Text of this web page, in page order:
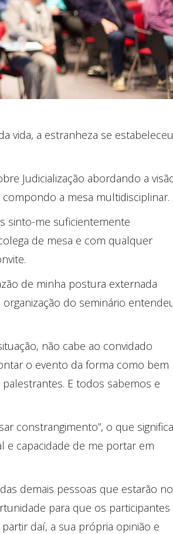
vida, a estranheza se
Judicialização abordando a
a mesa multidisciplinar.
sinto-me suficientemente
de mesa e com qualquer
de minha postura externada
do seminário
não cabe ao convidado
o evento da forma como bem
E todos sabemos e
constrangimento”, o que significa
e capacidade de me portar em
demais pessoas que estarão no
para que os participantes
daí, a sua própria opinião e